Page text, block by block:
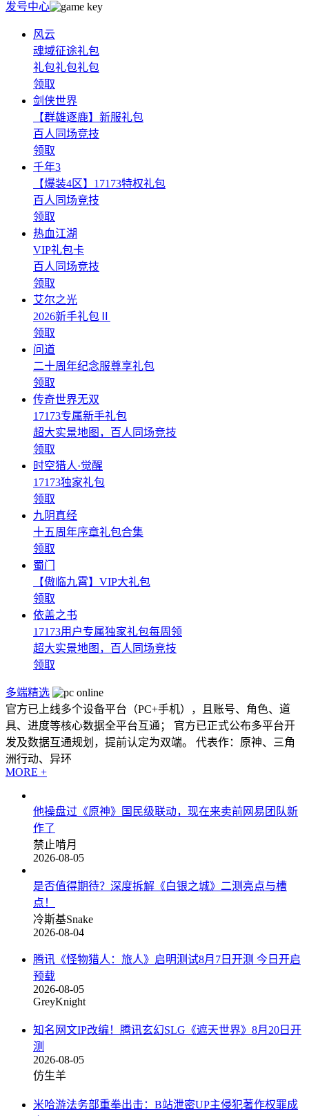
发号中心
风云
魂域征途礼包
礼包礼包礼包
领取
剑侠世界
【群雄逐鹿】新服礼包
百人同场竞技
领取
千年3
【爆装4区】17173特权礼包
百人同场竞技
领取
热血江湖
VIP礼包卡
百人同场竞技
领取
艾尔之光
2026新手礼包Ⅱ
领取
问道
二十周年纪念服尊享礼包
领取
传奇世界无双
17173专属新手礼包
超大实景地图，百人同场竞技
领取
时空猎人·觉醒
17173独家礼包
领取
九阴真经
十五周年序章礼包合集
领取
蜀门
【傲临九霄】VIP大礼包
领取
依盖之书
17173用户专属独家礼包每周领
超大实景地图，百人同场竞技
领取
多端精选
官方已上线多个设备平台（PC+手机），且账号、角色、道
具、进度等核心数据全平台互通； 官方已正式公布多平台开
发及数据互通规划，提前认定为双端。 代表作：原神、三角
洲行动、异环
MORE +
他操盘过《原神》国民级联动，现在来卖前网易团队新
作了
禁止啃月
2026-08-05
是否值得期待？深度拆解《白银之城》二测亮点与槽
点！
冷斯基Snake
2026-08-04
腾讯《怪物猎人：旅人》启明测试8月7日开测 今日开启
预载
2026-08-05
GreyKnight
知名网文IP改编！腾讯玄幻SLG《遮天世界》8月20日开
测
2026-08-05
仿生羊
米哈游法务部重拳出击：B站泄密UP主侵犯著作权罪成